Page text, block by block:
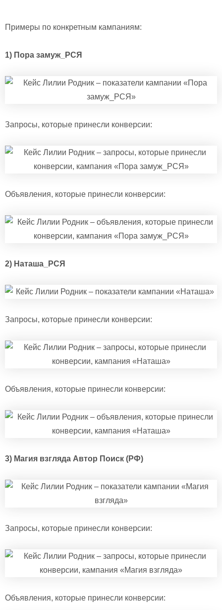
Примеры по конкретным кампаниям:
1) Пора замуж_РСЯ
Запросы, которые принесли конверсии:
Объявления, которые принесли конверсии:
2) Наташа_РСЯ
Запросы, которые принесли конверсии:
Объявления, которые принесли конверсии:
3) Магия взгляда Автор Поиск (РФ)
Запросы, которые принесли конверсии:
Объявления, которые принесли конверсии: